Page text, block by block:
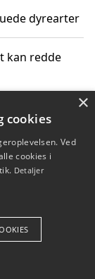
dyrearter
kan redde
bevarelsen
×
cookies
Ved
cookies i
Detaljer